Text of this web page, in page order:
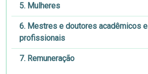
5. Mulheres
6. Mestres e doutores acadêmicos e
profissionais
7. Remuneração